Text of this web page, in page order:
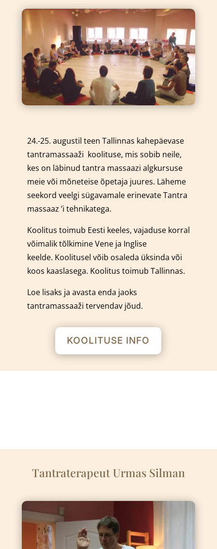
24.-25. augustil teen Tallinnas kahepäevase
tantramassaaži koolituse, mis sobib neile,
kes on läbinud tantra massaazi algkursuse
meie või mõneteise õpetaja juures. Läheme
seekord veelgi sügavamale erinevate Tantra
massaaz ’i tehnikatega.
Koolitus toimub Eesti keeles, vajaduse korral
võimalik tõlkimine Vene ja Inglise
keelde. Koolitusel võib osaleda üksinda või
koos kaaslasega. Koolitus toimub Tallinnas.
Loe lisaks ja avasta enda jaoks
tantramassaaži tervendav jõud.
KOOLITUSE INFO
Tantraterapeut Urmas Silman